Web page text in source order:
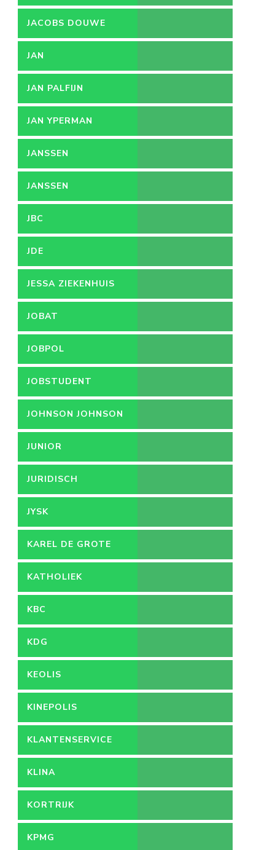
JACOBS DOUWE
EGBERTS
JAN
JAN PALFIJN
JAN YPERMAN
JANSSEN
JANSSEN
PHARMACEUTICA
JBC
JDE
JESSA ZIEKENHUIS
JOBAT
JOBPOL
JOBSTUDENT
JOHNSON JOHNSON
JUNIOR
ACCOUNTMANAGER
JURIDISCH
MEDEWERKER
JYSK
KAREL DE GROTE
HOGESCHOOL
KATHOLIEK
ONDERWIJS
KBC
KDG
KEOLIS
KINEPOLIS
KLANTENSERVICE
KLINA
KORTRIJK
KPMG